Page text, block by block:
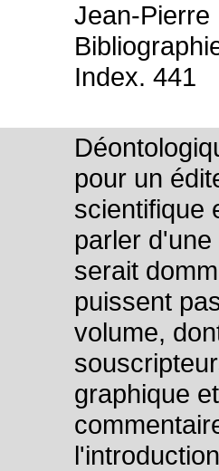
Jean-
Index. 441
pour un
scientifique
parler
serait
puissent
volume,
graphique